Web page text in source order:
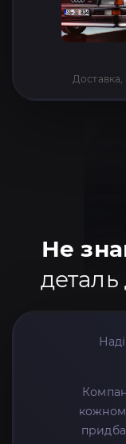
Не